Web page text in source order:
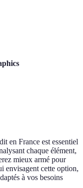
en France est essentiel
chaque élément,
mieux armé pour
envisagent cette option,
à vos besoins